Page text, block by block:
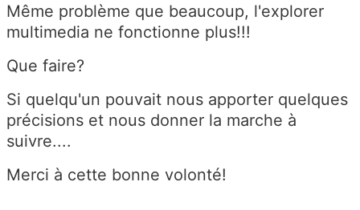
Même problème que beaucoup, l'explorer
multimedia ne fonctionne plus!!!
Que faire?
Si quelqu'un pouvait nous apporter quelques
précisions et nous donner la marche à
suivre....
Merci à cette bonne volonté!